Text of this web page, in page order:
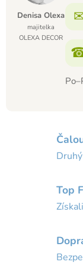
Denisa Olexa
majitelka
OLEXA DECOR
Top